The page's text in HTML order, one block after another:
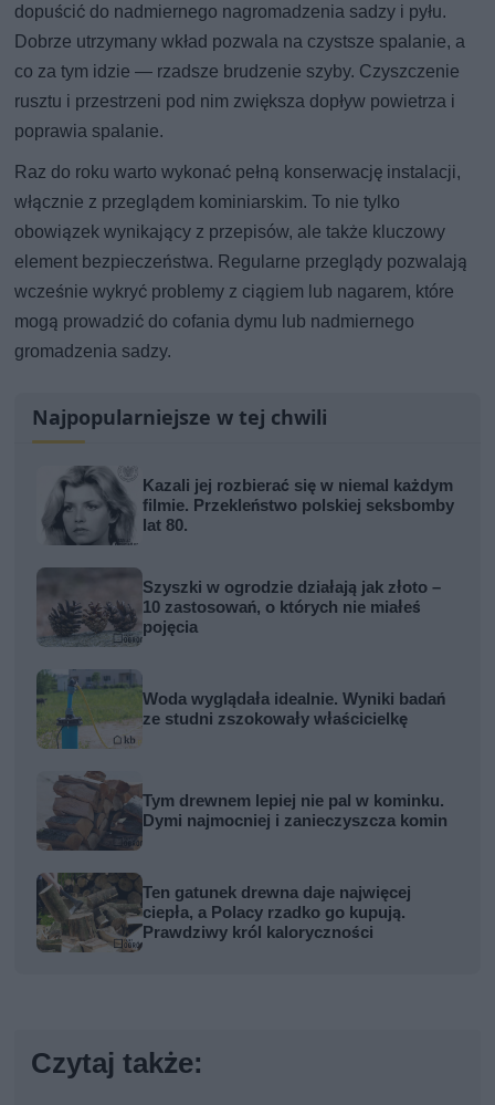
dopuścić do nadmiernego nagromadzenia sadzy i pyłu.
Dobrze utrzymany wkład pozwala na czystsze spalanie, a
co za tym idzie — rzadsze brudzenie szyby. Czyszczenie
rusztu i przestrzeni pod nim zwiększa dopływ powietrza i
poprawia spalanie.
Raz do roku warto wykonać pełną konserwację instalacji,
włącznie z przeglądem kominiarskim. To nie tylko
obowiązek wynikający z przepisów, ale także kluczowy
element bezpieczeństwa. Regularne przeglądy pozwalają
wcześnie wykryć problemy z ciągiem lub nagarem, które
mogą prowadzić do cofania dymu lub nadmiernego
gromadzenia sadzy.
Najpopularniejsze w tej chwili
Kazali jej rozbierać się w niemal każdym
filmie. Przekleństwo polskiej seksbomby
lat 80.
Szyszki w ogrodzie działają jak złoto –
10 zastosowań, o których nie miałeś
pojęcia
Woda wyglądała idealnie. Wyniki badań
ze studni zszokowały właścicielkę
Tym drewnem lepiej nie pal w kominku.
Dymi najmocniej i zanieczyszcza komin
Ten gatunek drewna daje najwięcej
ciepła, a Polacy rzadko go kupują.
Prawdziwy król kaloryczności
Czytaj także: